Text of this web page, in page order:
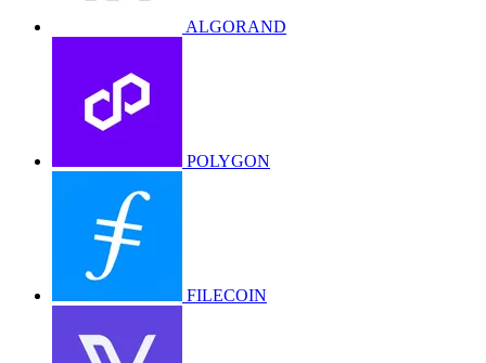
ALGORAND
POLYGON
FILECOIN